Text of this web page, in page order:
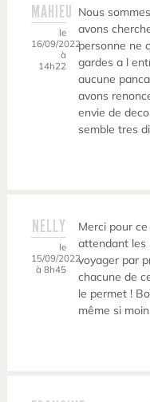
MAHIEU
le
16/09/2022
à
14h22
Nous
avons
personne ne
gardes a l
aucune
avons
envie de
semble tres
NELLY
le
15/09/2022
à 8h45
Merci pour
attendant les
voyager par
chacune de
le permet !
même si